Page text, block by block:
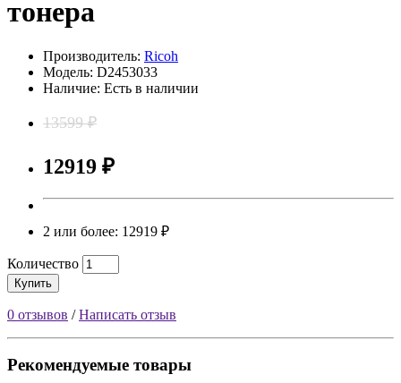
тонера
Производитель: Ricoh
Модель: D2453033
Наличие: Есть в наличии
13599 ₽
12919 ₽
2 или более: 12919 ₽
Количество
Купить
0 отзывов /Написать отзыв
Рекомендуемые товары